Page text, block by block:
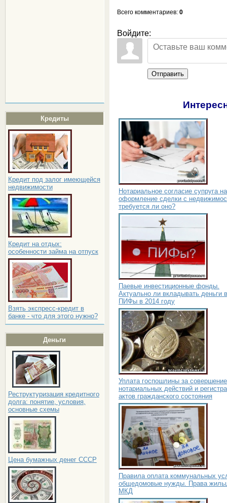
Кредиты
Кредит под залог имеющейся
недвижимости
Кредит на отдых:
особенности займа на отпуск
Взять экспресс-кредит в
банке - что для этого нужно?
Деньги
Реструктуризация кредитного
долга: понятие, условия,
основные схемы
Цена бумажных денег СССР
Всего комментариев: 0
Войдите:
Отправить
Нотариальное согласие супруга на
оформление сделки с
требуется ли оно?
Паевые инвестиционные фонды.
Актуально ли вкладывать деньги в
ПИФы в 2014 году
Уплата госпошлины за совершение
нотариальных действий и
актов гражданского состояния
Правила оплата коммунальных
общедомовые нужды. Права
МКД